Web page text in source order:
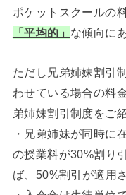
ポケットスクールの
「平均的」 な傾向に
ただし兄弟姉妹割引
わせている場合の料
弟姉妹割引制度をご
・兄弟姉妹が同時に
の授業料が30%割り
ば、50%割引が適用